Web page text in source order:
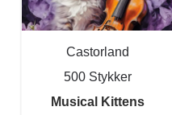
Castorland
500 Stykker
Musical Kittens